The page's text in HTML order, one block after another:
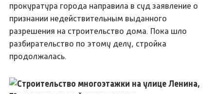
прокуратура города направила в суд заявление о
признании недействительным выданного
разрешения на строительство дома. Пока шло
разбирательство по этому делу, стройка
продолжалась.